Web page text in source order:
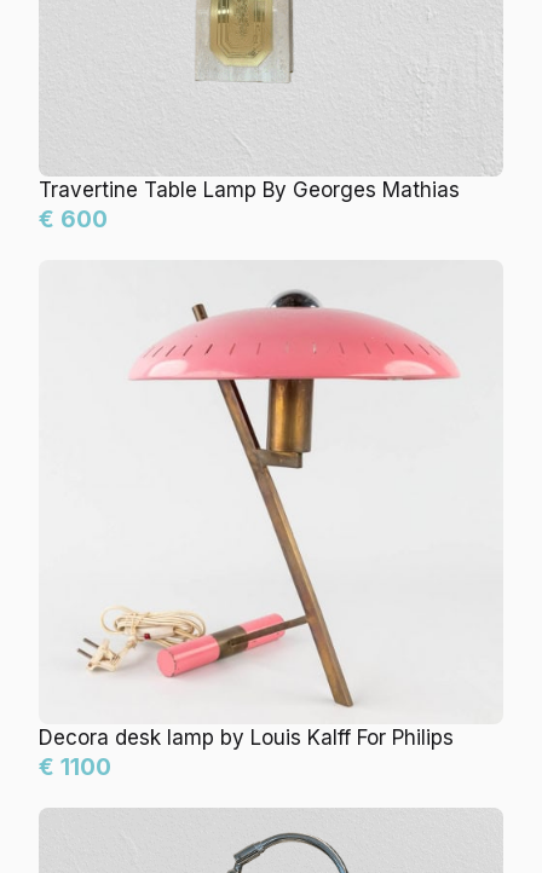
Travertine Table Lamp By Georges Mathias
€ 600
Decora desk lamp by Louis Kalff For Philips
€ 1100